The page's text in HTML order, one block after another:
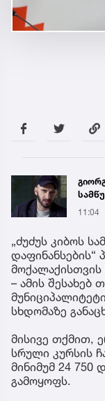
11:04
„ძუძუს კიბოს
დაფინანსების“
მოქალაქისთვის
– ამის შესახებ
სხდომაზე
მისივე თქმით,
სრული კურსის
მინიმუმ 24 750
გამოყოფს.